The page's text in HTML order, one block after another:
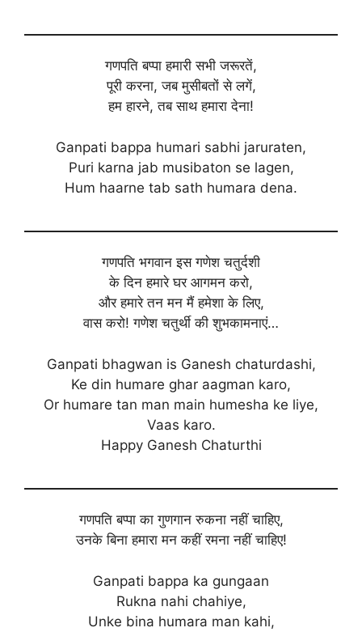
गणपति बप्पा हमारी सभी जरूरतें,
पूरी करना, जब मुसीबतों से लगें,
हम हारने, तब साथ हमारा देना!
Ganpati bappa humari sabhi jaruraten,
Puri karna jab musibaton se lagen,
Hum haarne tab sath humara dena.
गणपति भगवान इस गणेश चतुर्दशी
के दिन हमारे घर आगमन करो,
और हमारे तन मन मैं हमेशा के लिए,
वास करो! गणेश चतुर्थी की शुभकामनाएं…
Ganpati bhagwan is Ganesh chaturdashi,
Ke din humare ghar aagman karo,
Or humare tan man main humesha ke liye,
Vaas karo.
Happy Ganesh Chaturthi
गणपति बप्पा का गुणगान रुकना नहीं चाहिए,
उनके बिना हमारा मन कहीं रमना नहीं चाहिए!
Ganpati bappa ka gungaan
Rukna nahi chahiye,
Unke bina humara man kahi,